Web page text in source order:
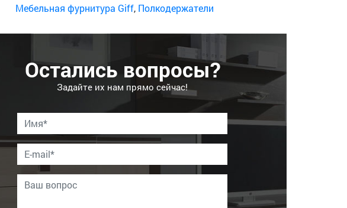
Мебельная фурнитура Giff, Полкодержатели
Остались вопросы?
Задайте их нам прямо сейчас!